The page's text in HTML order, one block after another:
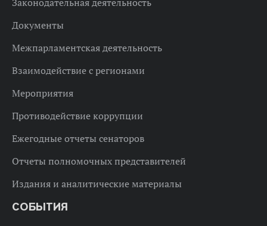
Законодательная деятельность
Документы
Межпарламентская деятельность
Взаимодействие с регионами
Мероприятия
Противодействие коррупции
Ежегодные отчеты сенаторов
Отчеты полномочных представителей
Издания и аналитические материалы
СОБЫТИЯ